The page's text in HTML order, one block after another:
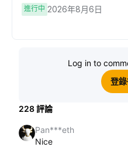
進行中 2026年8月6日
Log in to
登
228評論
Pan***eth
Nice